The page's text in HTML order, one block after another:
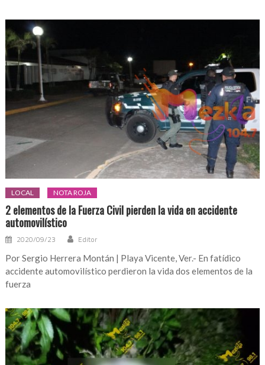
LOCAL NOTA ROJA
2 elementos de la Fuerza Civil pierden la vida en accidente
automovilístico
2020/09/23 Editor
Por Sergio Herrera Montán | Playa Vicente, Ver.- En fatídico
accidente automovilístico perdieron la vida dos elementos de la
fuerza